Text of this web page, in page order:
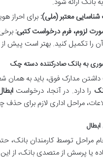
شناسایی معتبر (ملی): برای احراز
لزوم، فرم درخواست کتبی:
آن را تکمیل کنید. بهتر است پیش از
به بانک صادرکننده دسته چک
مدارک فوق، باید به همان
را دارد. در آنجا، درخواست
مراحل اداری لازم برای حذف
مراحل توسط کارمندان بانک،
یا پرسش از متصدی بانک، از